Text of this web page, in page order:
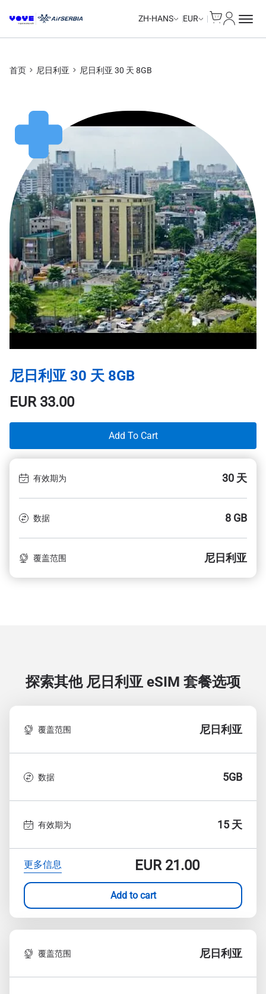
ZH-HANS EUR
首页 尼日利亚 尼日利亚 30 天 8GB
尼日利亚 30 天 8GB
EUR33.00
Add To Cart
有效期为 30 天
数据 8 GB
覆盖范围 尼日利亚
探索其他 尼日利亚 eSIM 套餐选项
覆盖范围 尼日利亚
数据 5GB
有效期为 15 天
更多信息 EUR21.00
Add to cart
覆盖范围 尼日利亚